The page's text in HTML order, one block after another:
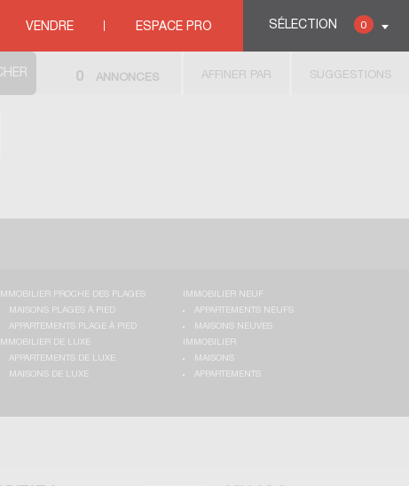
SÉLECTION 0
VENDRE ESPACE PRO
AFFINER PAR SUGGESTIONS
0 ANNONCES
IMMOBILIER PROCHE DES PLAGES
MAISONS PLAGES À PIED
APPARTEMENTS PLAGE À PIED
IMMOBILIER NEUF
APPARTEMENTS NEUFS
MAISONS NEUVES
IMMOBILIER DE LUXE
APPARTEMENTS DE LUXE
MAISONS DE LUXE
IMMOBILIER
MAISONS
APPARTEMENTS